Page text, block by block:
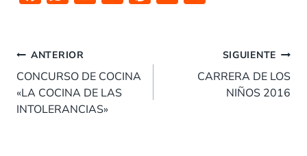
b
o
o
s
A
p
dI
n
es
ar
Navegación
de
entradas
ANTERIOR
CONCURSO DE COCINA
«LA COCINA DE LAS
INTOLERANCIAS»
SIGUIENTE
CARRERA DE LOS
NIÑOS 2016